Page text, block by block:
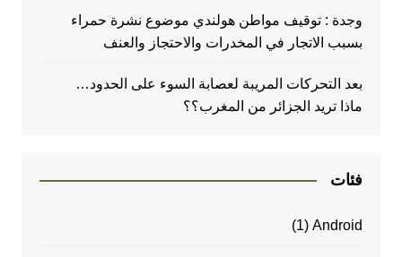
وجدة : توقيف مواطن هولندي موضوع نشرة حمراء
بسبب الاتجار في المخدرات والاحتجاز والعنف
بعد التحركات المريبة لعصابة السوء على الحدود…
ماذا تريد الجزائر من المغرب؟؟
فئات
Android
(1)